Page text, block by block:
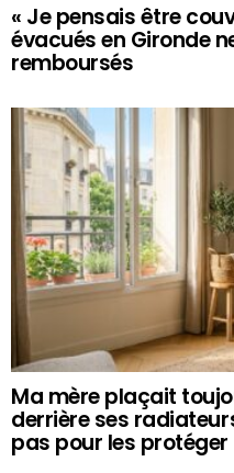
« Je pensais être
évacués en Gironde
remboursés
Ma mère plaçait
derrière ses
pas pour les protéger